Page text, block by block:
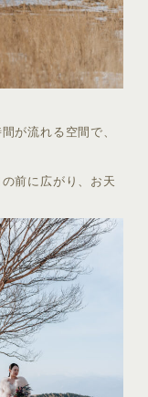
が流れる空間で、
前に広がり、お天